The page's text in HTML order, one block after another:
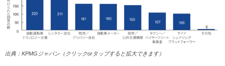
出典：KPMGジャパン（クリックorタップすると拡大できます）